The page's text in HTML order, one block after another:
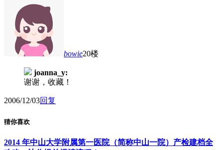
bowie20楼
joanna_y:
谢谢，收藏！
2006/12/03回复
猜你喜欢
2014 年中山大学附属第一医院（简称中山一院）产检建档全